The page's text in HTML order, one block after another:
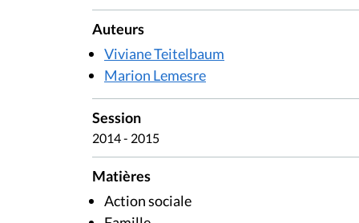
Auteurs
Viviane Teitelbaum
Marion Lemesre
Session
2014 - 2015
Matières
Action sociale